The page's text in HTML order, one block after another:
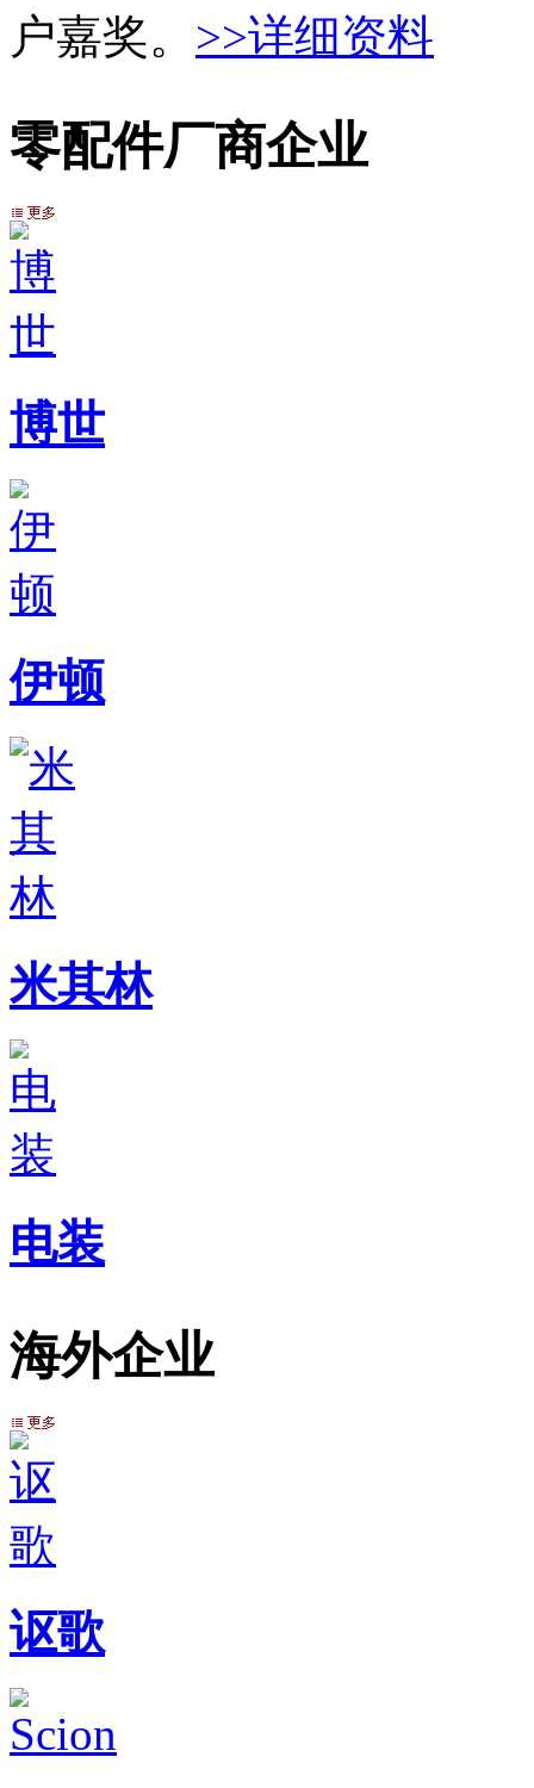
户嘉奖。 >>详细资料
零配件厂商企业
博世
伊顿
米其林
电装
海外企业
讴歌